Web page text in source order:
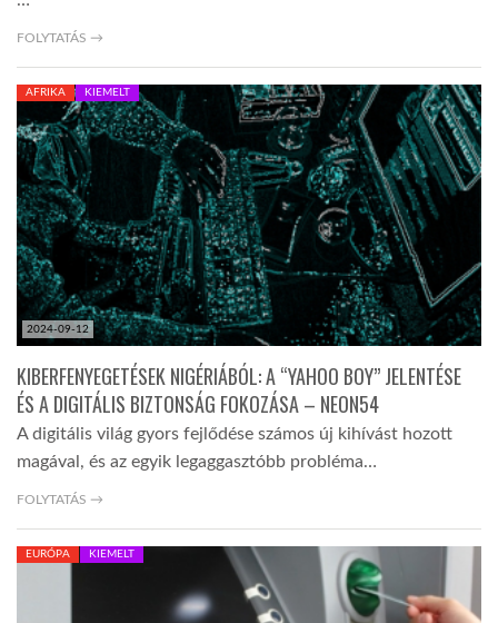
FOLYTATÁS →
2024-09-12
AFRIKA KIEMELT
KIBERFENYEGETÉSEK NIGÉRIÁBÓL: A “YAHOO BOY” JELENTÉSE
ÉS A DIGITÁLIS BIZTONSÁG FOKOZÁSA – NEON54
A digitális világ gyors fejlődése számos új kihívást hozott
magával, és az egyik legaggasztóbb probléma…
FOLYTATÁS →
EURÓPA KIEMELT